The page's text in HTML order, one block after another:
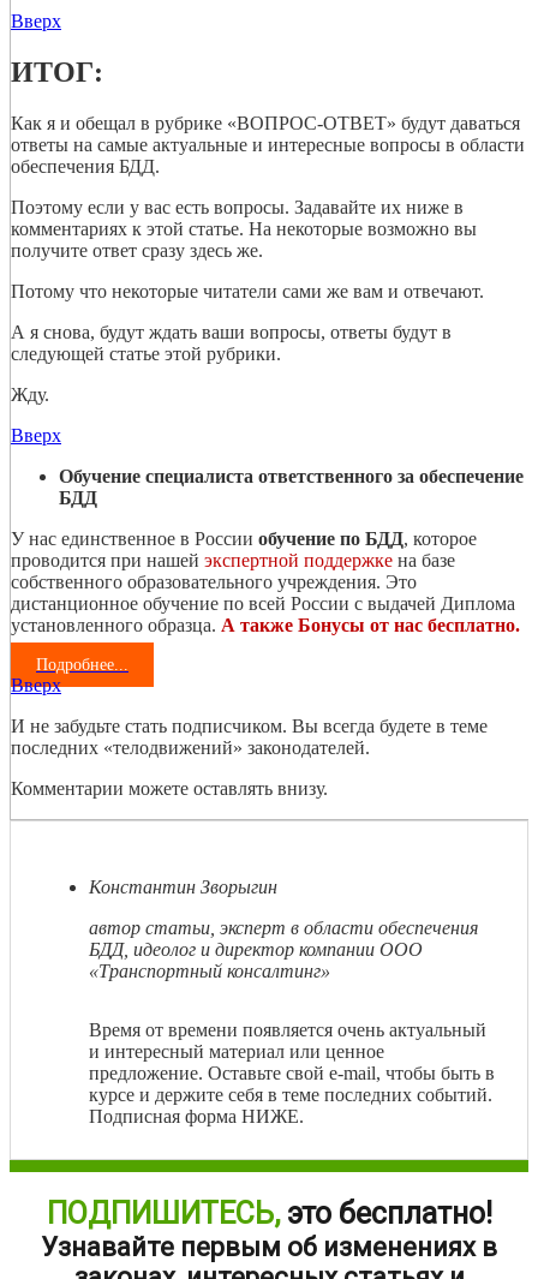
Вверх
ИТОГ:
Как я и обещал в рубрике «ВОПРОС-ОТВЕТ» будут даваться
ответы на самые актуальные и интересные вопросы в области
обеспечения БДД.
Поэтому если у вас есть вопросы. Задавайте их ниже в
комментариях к этой статье. На некоторые возможно вы
получите ответ сразу здесь же.
Потому что некоторые читатели сами же вам и отвечают.
А я снова, будут ждать ваши вопросы, ответы будут в
следующей статье этой рубрики.
Жду.
Вверх
Обучение специалиста ответственного за обеспечение
БДД
У нас единственное в России обучение по БДД, которое
проводится при нашей экспертной поддержке на базе
собственного образовательного учреждения. Это
дистанционное обучение по всей России с выдачей Диплома
установленного образца. А также Бонусы от нас бесплатно.
Подробнее...
Вверх
И не забудьте стать подписчиком. Вы всегда будете в теме
последних «телодвижений» законодателей.
Комментарии можете оставлять внизу.
Константин Зворыгин
автор статьи, эксперт в области обеспечения
БДД, идеолог и директор компании ООО
«Транспортный консалтинг»
Время от времени появляется очень актуальный
и интересный материал или ценное
предложение. Оставьте свой e-mail, чтобы быть в
курсе и держите себя в теме последних событий.
Подписная форма НИЖЕ.
ПОДПИШИТЕСЬ, это бесплатно!
Узнавайте первым об изменениях в